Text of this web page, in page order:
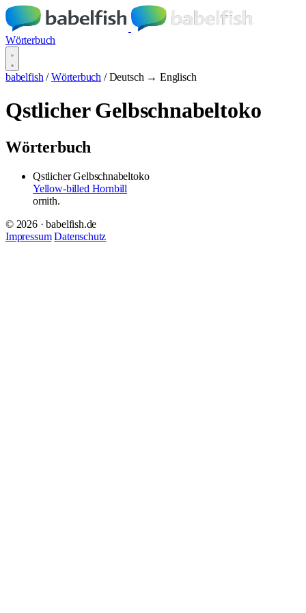
Wörterbuch
babelfish / Wörterbuch / Deutsch → Englisch
Qstlicher Gelbschnabeltoko
Wörterbuch
Qstlicher Gelbschnabeltoko
Yellow-billed Hornbill
ornith.
© 2026 · babelfish.de
Impressum Datenschutz